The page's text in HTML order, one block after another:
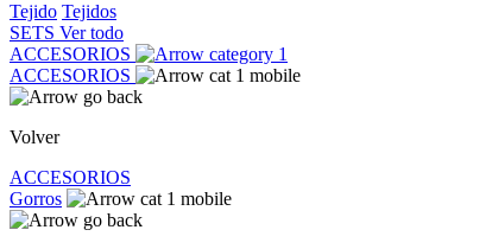
Tejido Tejidos
SETS Ver todo
ACCESORIOS
ACCESORIOS
Volver
ACCESORIOS
Gorros